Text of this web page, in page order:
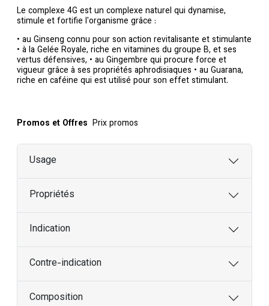
Le complexe 4G est un complexe naturel qui dynamise,
stimule et fortifie l'organisme grâce :
• au Ginseng connu pour son action revitalisante et stimulante
• à la Gelée Royale, riche en vitamines du groupe B, et ses
vertus défensives, • au Gingembre qui procure force et
vigueur grâce à ses propriétés aphrodisiaques • au Guarana,
riche en caféine qui est utilisé pour son effet stimulant.
Promos et Offres Prix promos
Usage
Propriétés
Indication
Contre-indication
Composition